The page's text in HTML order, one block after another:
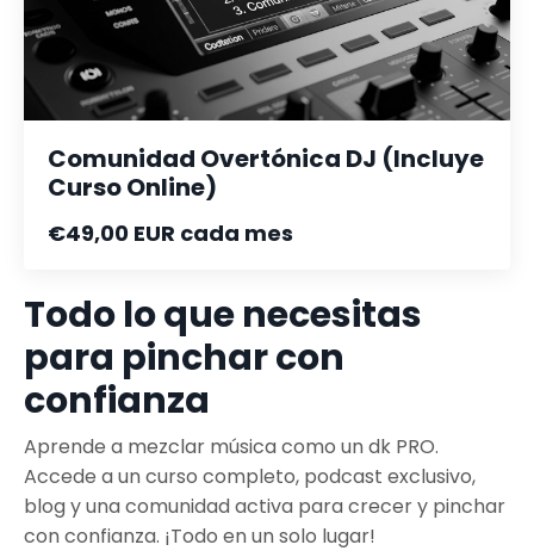
Comunidad Overtónica DJ (Incluye
Curso Online)
€49,00 EUR cada mes
Todo lo que necesitas
para pinchar con
confianza
Aprende a mezclar música como un dk PRO.
Accede a un curso completo, podcast exclusivo,
blog y una comunidad activa para crecer y pinchar
con confianza. ¡Todo en un solo lugar!